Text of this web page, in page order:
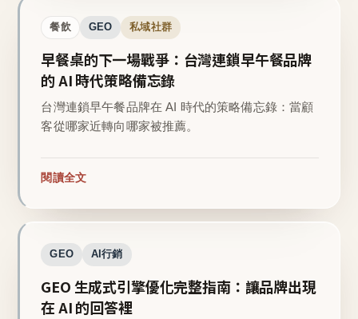
餐飲 GEO 私域社群
早餐桌的下一場戰爭：台灣連鎖早午餐品牌
的 AI 時代策略備忘錄
台灣連鎖早午餐品牌在 AI 時代的策略備忘錄：當顧
客從哪家近轉向哪家被推薦。
閱讀全文
GEO AI行銷
GEO 生成式引擎優化完整指南：讓品牌出現
在 AI 的回答裡